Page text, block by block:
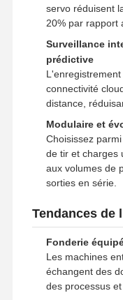
servo réduisent
20% par rapport
Surveillance
prédictive
connectivité
distance,
Modulaire et
Choisissez
de tir et charges
aux volumes de
sorties en série.
Tendances de
Fonderie
Les machines
échangent des
des processus